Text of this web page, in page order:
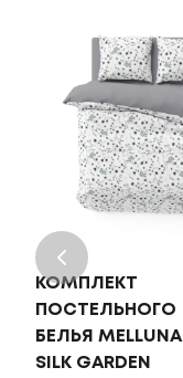
КОМПЛЕКТ
ПОСТЕЛЬНОГО
БЕЛЬЯ MELLUNA
SILK GARDEN